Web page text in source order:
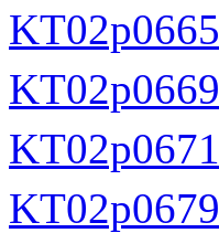
KT02p0665
KT02p0669
KT02p0671
KT02p0679